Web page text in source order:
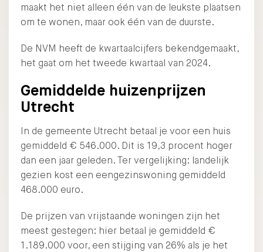
maakt het niet alleen één van de leukste plaatsen
om te wonen, maar ook één van de duurste.
De NVM heeft de kwartaalcijfers bekendgemaakt,
het gaat om het tweede kwartaal van 2024.
Gemiddelde huizenprijzen
Utrecht
In de gemeente Utrecht betaal je voor een huis
gemiddeld € 546.000. Dit is 19,3 procent hoger
dan een jaar geleden. Ter vergelijking: landelijk
gezien kost een eengezinswoning gemiddeld
468.000 euro.
De prijzen van vrijstaande woningen zijn het
meest gestegen: hier betaal je gemiddeld €
1.189.000 voor, een stijging van 26% als je het